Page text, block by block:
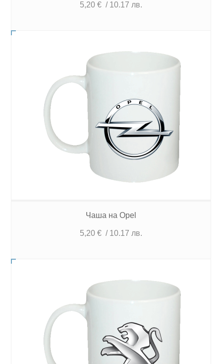
5,20 € / 10.17 лв.
Чаша на Opel
5,20 € / 10.17 лв.